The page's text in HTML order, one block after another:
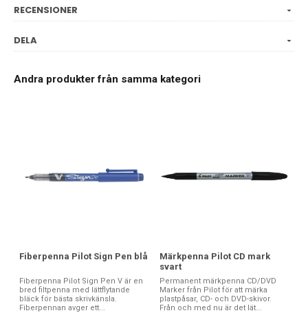
RECENSIONER
DELA
Andra produkter från samma kategori
Fiberpenna Pilot Sign Pen blå
Fiberpenna Pilot Sign Pen V är en
bred filtpenna med lättflytande
bläck för bästa skrivkänsla.
Fiberpennan avger ett...
Märkpenna Pilot CD mark
svart
Permanent märkpenna CD/DVD
Marker från Pilot för att märka
plastpåsar, CD- och DVD-skivor.
Från och med nu är det lät...